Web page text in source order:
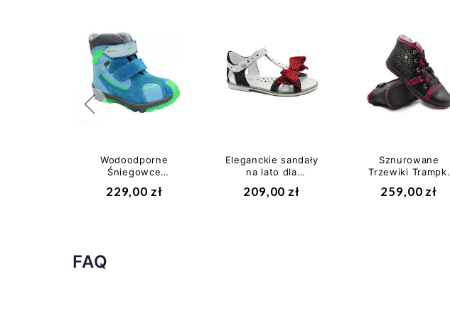
Wodoodporne
Śniegowce
51408/16 z
229,00 zł
Eleganckie sandały
na lato dla
Bartek w-
209,00 zł
Sznurowane
Trzewiki Trampki
Dziewczęce Na
259,00 zł
Poprzedni
FAQ